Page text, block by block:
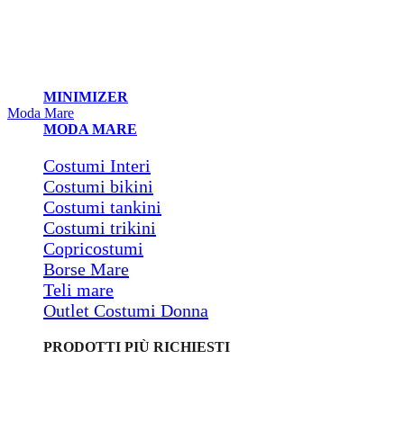
MINIMIZER
Moda Mare
MODA MARE
Costumi Interi
Costumi bikini
Costumi tankini
Costumi trikini
Copricostumi
Borse Mare
Teli mare
Outlet Costumi Donna
PRODOTTI PIÙ RICHIESTI